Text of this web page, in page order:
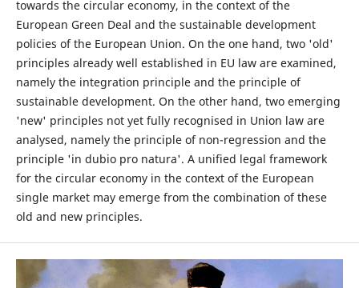
towards the circular economy, in the context of the
European Green Deal and the sustainable development
policies of the European Union. On the one hand, two 'old'
principles already well established in EU law are examined,
namely the integration principle and the principle of
sustainable development. On the other hand, two emerging
'new' principles not yet fully recognised in Union law are
analysed, namely the principle of non-regression and the
principle 'in dubio pro natura'. A unified legal framework
for the circular economy in the context of the European
single market may emerge from the combination of these
old and new principles.